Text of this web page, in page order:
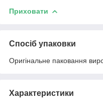
Приховати
Спосіб упаковки
Оригінальне паковання
Характеристики